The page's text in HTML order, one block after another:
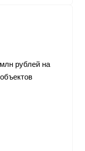
рублей на